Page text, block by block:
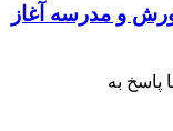
و مدرسه آغاز